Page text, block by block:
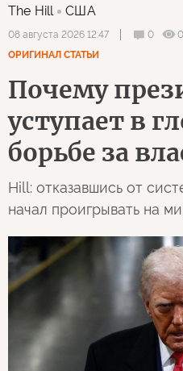
The Hill США
08 августа 2026 12:47 0
0
ОРИГИНАЛ СТАТЬИ
Почему
уступает в
борьбе за
Hill: отказавшись от
начал проигрывать на